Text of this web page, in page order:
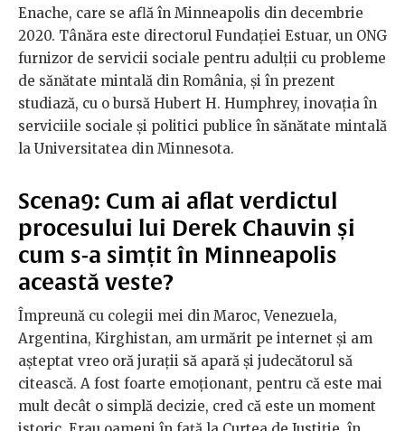
Enache, care se află în Minneapolis din decembrie
2020. Tânăra este directorul Fundației Estuar, un ONG
furnizor de servicii sociale pentru adulții cu probleme
de sănătate mintală din România, și în prezent
studiază, cu o bursă Hubert H. Humphrey, inovația în
serviciile sociale și politici publice în sănătate mintală
la Universitatea din Minnesota.
Scena9: Cum ai aflat verdictul
procesului lui Derek Chauvin și
cum s-a simțit în Minneapolis
această veste?
Împreună cu colegii mei din Maroc, Venezuela,
Argentina, Kirghistan, am urmărit pe internet și am
așteptat vreo oră jurații să apară și judecătorul să
citească. A fost foarte emoționant, pentru că este mai
mult decât o simplă decizie, cred că este un moment